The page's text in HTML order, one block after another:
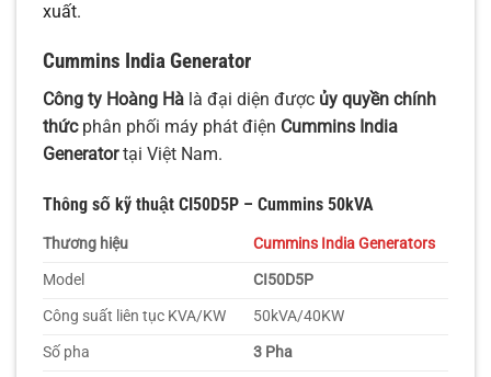
xuất.
Cummins India Generator
Công ty Hoàng Hà là đại diện được ủy quyền chính
thứcphân phối máy phát điện Cummins India
Generatortại Việt Nam.
Thông số kỹ thuật CI50D5P – Cummins 50kVA
Thương hiệu
Cummins India Generators
Model
CI50D5P
Công suất liên tục KVA/KW
50kVA/40KW
Số pha
3 Pha